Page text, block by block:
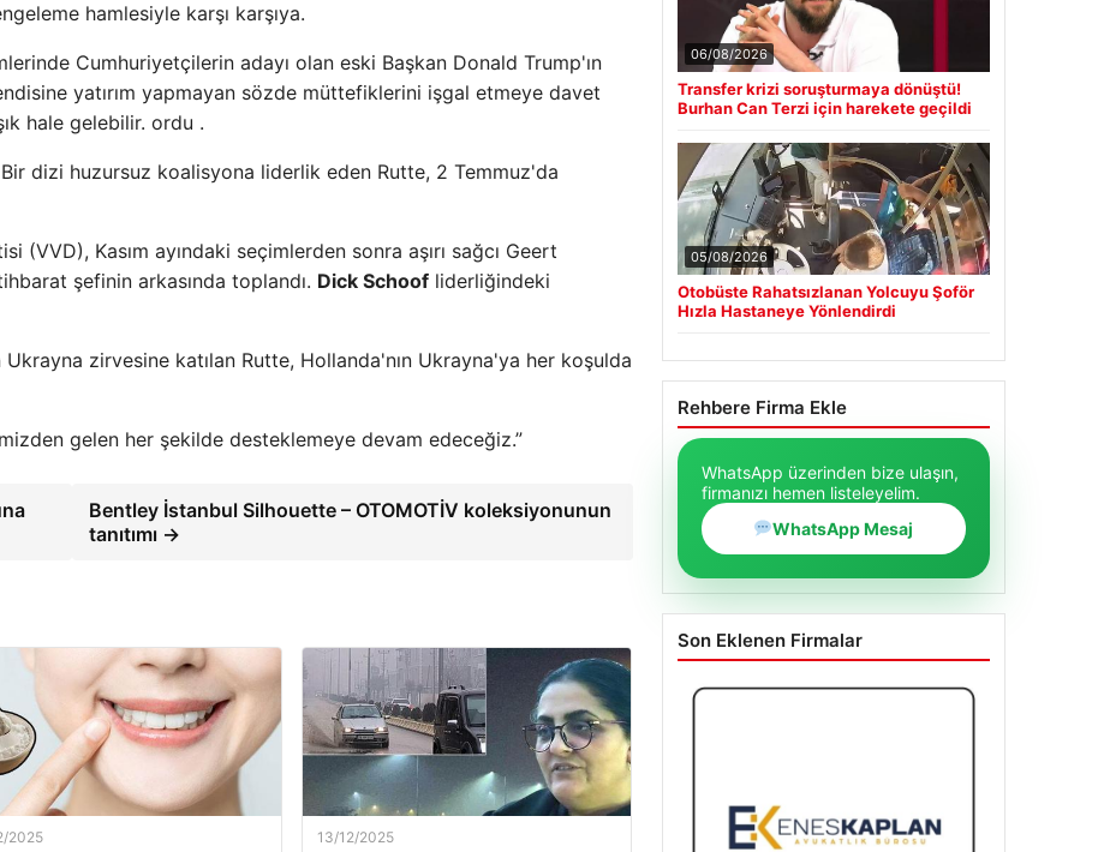
hamlesiyle karşı karşıya.
Cumhuriyetçilerin adayı olan eski Başkan Donald Trump'ın
yatırım yapmayan sözde müttefiklerini işgal etmeye davet
hale gelebilir. ordu .
dizi huzursuz koalisyona liderlik eden Rutte, 2 Temmuz'da
Kasım ayındaki seçimlerden sonra aşırı sağcı Geert
şefinin arkasında toplandı. Dick Schoof liderliğindeki
zirvesine katılan Rutte, Hollanda'nın Ukrayna'ya her koşulda
gelen her şekilde desteklemeye devam edeceğiz.”
Bentley İstanbul Silhouette – OTOMOTİV koleksiyonunun
tanıtımı →
2025 13/12/2025
06/08/2026
Transfer krizi soruşturmaya dönüştü!
Burhan Can Terzi için harekete geçildi
05/08/2026
Otobüste Rahatsızlanan Yolcuyu Şoför
Hızla Hastaneye Yönlendirdi
Rehbere Firma Ekle
WhatsApp üzerinden bize ulaşın,
firmanızı hemen listeleyelim.
WhatsApp Mesaj
Son Eklenen Firmalar